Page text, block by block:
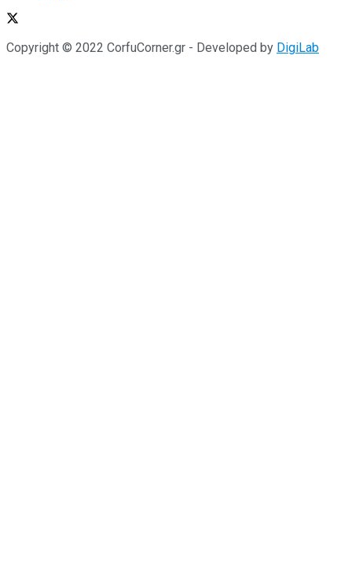
Copyright © 2022 CorfuCorner.gr - Developed by DigiLab